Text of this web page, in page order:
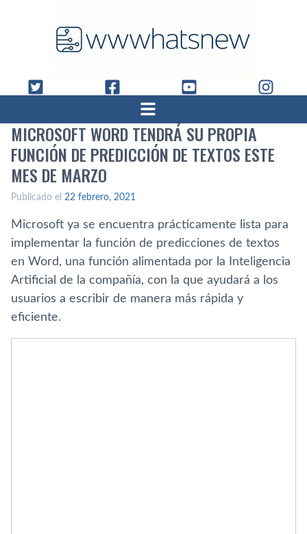
MICROSOFT WORD TENDRÁ SU PROPIA
FUNCIÓN DE PREDICCIÓN DE TEXTOS ESTE
MES DE MARZO
Publicado el 22 febrero, 2021
Microsoft ya se encuentra prácticamente lista para
implementar la función de predicciones de textos
en Word, una función alimentada por la Inteligencia
Artificial de la compañía, con la que ayudará a los
usuarios a escribir de manera más rápida y
eficiente.